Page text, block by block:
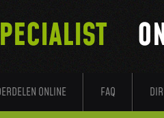
ONLINE FAQ